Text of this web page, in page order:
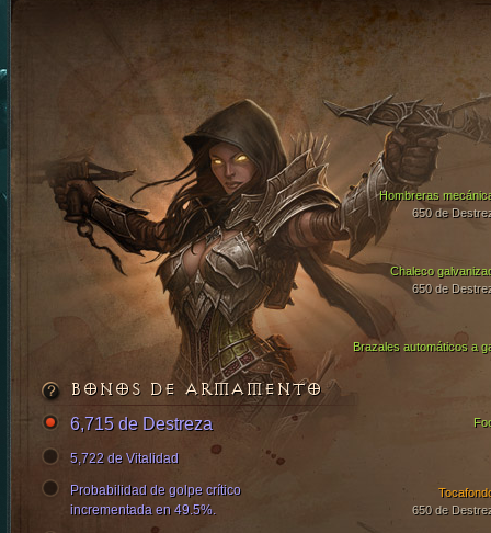
Chaleco
650 de
Brazales automáticos a
Hombreras
650 de
650 de
BONOS DE ARMAMENTO
6,715 de Destreza
5,722 de Vitalidad
Probabilidad de golpe crítico
incrementada en 49.5%.